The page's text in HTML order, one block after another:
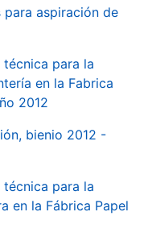
para aspiración de
para la
en la Fabrica
2012
bienio 2012 -
para la
en la Fábrica Papel